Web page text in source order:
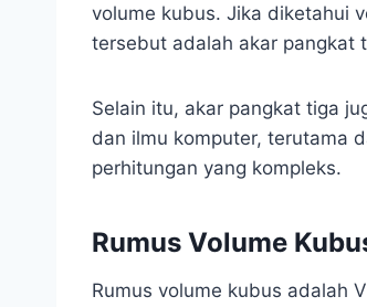
volume kubus. Jika diketahui
tersebut adalah akar pangkat
Selain itu, akar pangkat tiga
dan ilmu komputer, terutama
perhitungan yang kompleks.
Rumus Volume
Rumus volume kubus adalah